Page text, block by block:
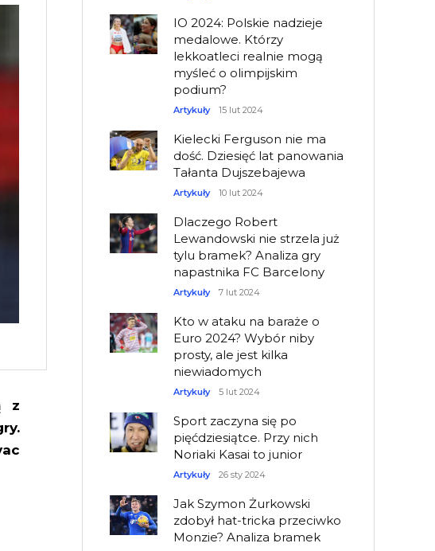
z
IO 2024: Polskie nadzieje
medalowe. Którzy
lekkoatleci realnie mogą
myśleć o olimpijskim
podium?
Artykuły 15 lut 2024
Kielecki Ferguson nie ma
dość. Dziesięć lat panowania
Tałanta Dujszebajewa
Artykuły 10 lut 2024
Dlaczego Robert
Lewandowski nie strzela już
tylu bramek? Analiza gry
napastnika FC Barcelony
Artykuły 7 lut 2024
Kto w ataku na baraże o
Euro 2024? Wybór niby
prosty, ale jest kilka
niewiadomych
Artykuły 5 lut 2024
Sport zaczyna się po
pięćdziesiątce. Przy nich
Noriaki Kasai to junior
Artykuły 26 sty 2024
Jak Szymon Żurkowski
zdobył hat-tricka przeciwko
Monzie? Analiza bramek